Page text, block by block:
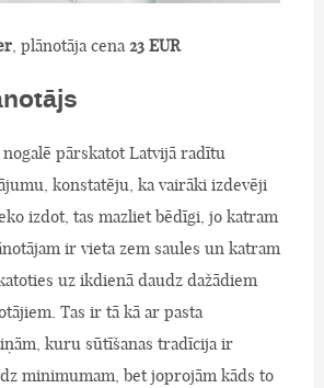
, plānotāja cena 23 EUR
pārskatot Latvijā radītu
konstatēju, ka vairāki izdevēji
izdot, tas mazliet bēdīgi, jo katram
ir vieta zem saules un katram
uz ikdienā daudz dažādiem
Tas ir tā kā ar pasta
kuru sūtīšanas tradīcija ir
minimumam, bet joprojām kāds to